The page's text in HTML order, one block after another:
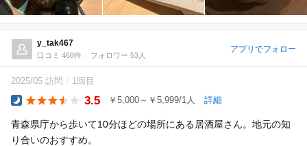
y_tak467
口コミ 468件 フォロワー 53人
アプリでフォロー
2025/05 訪問 1回目
3.5 ￥5,000～￥5,999/1人 詳細
青森県庁から歩いて10分ほどの場所にある居酒屋さん。地元の知
り合いのおすすめ。